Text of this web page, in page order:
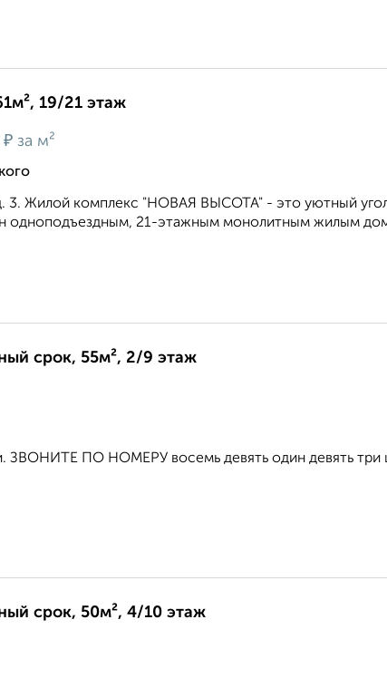
19/21 этаж
₽ за м²
3. Жилой комплекс "НОВАЯ ВЫСОТА" - это уютный
одноподъездным, 21-этажным монолитным жилым
срок, 55м², 2/9 этаж
ЗВОНИТЕ ПО НОМЕРУ восемь девять один девять три
срок, 50м², 4/10 этаж